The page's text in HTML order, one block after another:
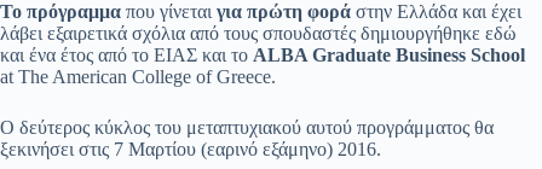
To πρόγραμμα που γίνεται για πρώτη φορά στην Ελλάδα και έχει
λάβει εξαιρετικά σχόλια από τους σπουδαστές δημιουργήθηκε εδώ
και ένα έτος από το ΕΙΑΣ και το ALBA Graduate Business School
at The American College of Greece.
Ο δεύτερος κύκλος του μεταπτυχιακού αυτού προγράμματος θα
ξεκινήσει στις 7 Μαρτίου (εαρινό εξάμηνο) 2016.